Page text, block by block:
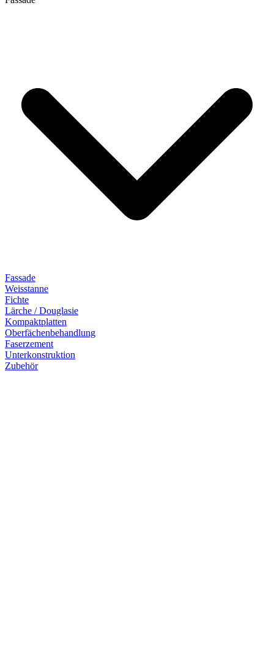
Fassade
Weisstanne
Fichte
Lärche / Douglasie
Kompaktplatten
Oberfächenbehandlung
Faserzement
Unterkonstruktion
Zubehör